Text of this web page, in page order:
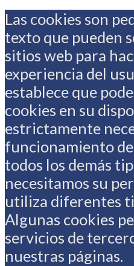
Las cookies son
texto que pueden
sitios web para
experiencia del
establece que
cookies en su
estrictamente
funcionamiento
todos los demás
necesitamos su
utiliza diferentes
Algunas cookies
servicios de
nuestras páginas.